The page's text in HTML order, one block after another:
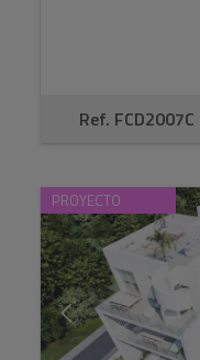
Ref. FCD2007C
PROYECTO